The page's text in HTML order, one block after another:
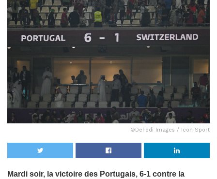
©DeFodi Images / Icon Sport
Mardi soir, la victoire des Portugais, 6-1 contre la